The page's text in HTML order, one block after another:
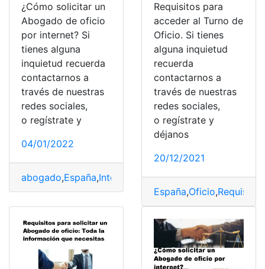
¿Cómo solicitar un
Abogado de oficio
por internet? Si
tienes alguna
inquietud recuerda
contactarnos a
través de nuestras
redes sociales,
o regístrate y
04/01/2022
abogado,España,Internet Oficio,solicitud
Requisitos para
acceder al Turno de
Oficio. Si tienes
alguna inquietud
recuerda
contactarnos a
través de nuestras
redes sociales,
o regístrate y
déjanos
20/12/2021
España,Oficio,Requisitos